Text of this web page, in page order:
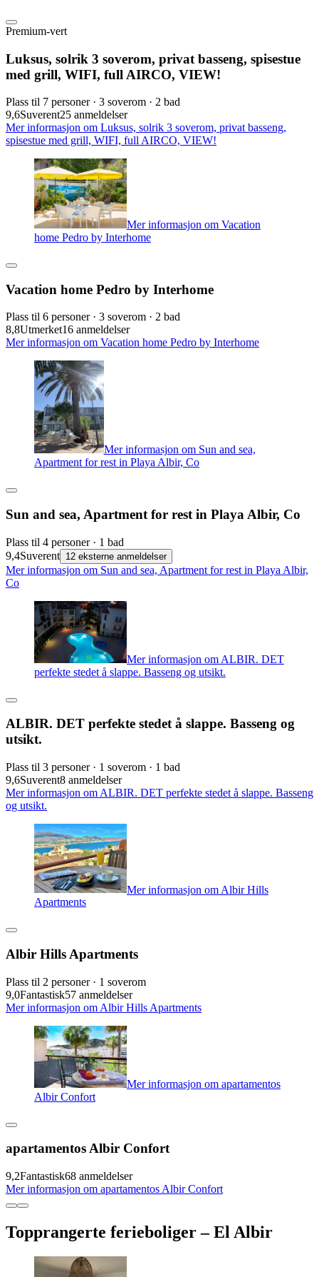
Premium-vert
Luksus, solrik 3 soverom, privat basseng, spisestue
med grill, WIFI, full AIRCO, VIEW!
Plass til 7 personer · 3 soverom · 2 bad
9,6Suverent25 anmeldelser
Mer informasjon om Luksus, solrik 3 soverom, privat basseng,
spisestue med grill, WIFI, full AIRCO, VIEW!
Mer informasjon om Vacation
home Pedro by Interhome
Vacation home Pedro by Interhome
Plass til 6 personer · 3 soverom · 2 bad
8,8Utmerket16 anmeldelser
Mer informasjon om Vacation home Pedro by Interhome
Mer informasjon om Sun and sea,
Apartment for rest in Playa Albir, Co
Sun and sea, Apartment for rest in Playa Albir, Co
Plass til 4 personer · 1 bad
9,4Suverent 12 eksterne anmeldelser
Mer informasjon om Sun and sea, Apartment for rest in Playa Albir,
Co
Mer informasjon om ALBIR. DET
perfekte stedet å slappe. Basseng og utsikt.
ALBIR. DET perfekte stedet å slappe. Basseng og
utsikt.
Plass til 3 personer · 1 soverom · 1 bad
9,6Suverent8 anmeldelser
Mer informasjon om ALBIR. DET perfekte stedet å slappe. Basseng
og utsikt.
Mer informasjon om Albir Hills
Apartments
Albir Hills Apartments
Plass til 2 personer · 1 soverom
9,0Fantastisk57 anmeldelser
Mer informasjon om Albir Hills Apartments
Mer informasjon om apartamentos
Albir Confort
apartamentos Albir Confort
9,2Fantastisk68 anmeldelser
Mer informasjon om apartamentos Albir Confort
Topprangerte ferieboliger – El Albir